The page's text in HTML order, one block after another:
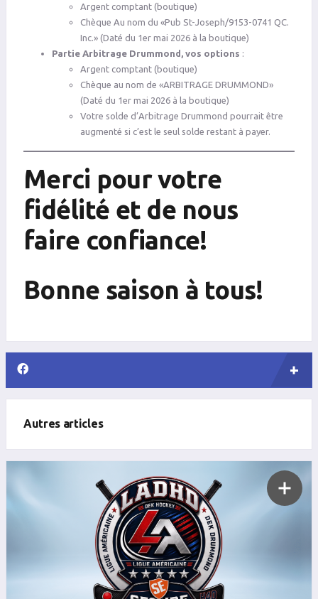
Argent comptant (boutique)
Chèque Au nom du «Pub St-Joseph/9153-0741 QC.
Inc.» (Daté du 1er mai 2026 à la boutique)
Partie Arbitrage Drummond, vos options :
Argent comptant (boutique)
Chèque au nom de «ARBITRAGE DRUMMOND»
(Daté du 1er mai 2026 à la boutique)
Votre solde d’Arbitrage Drummond pourrait être
augmenté si c’est le seul solde restant à payer.
Merci pour votre
fidélité et de nous
faire confiance!
Bonne saison à tous!
Autres articles